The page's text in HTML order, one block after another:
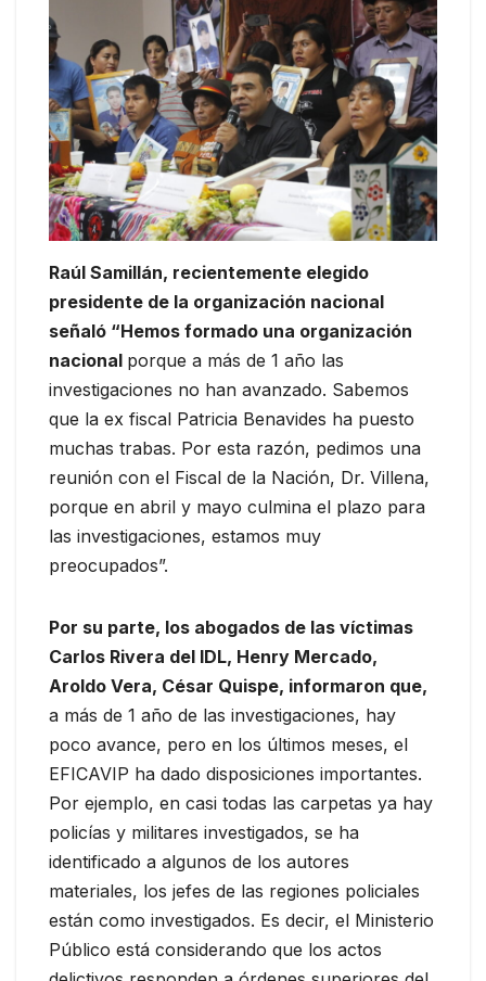
Raúl Samillán, recientemente elegido
presidente de la organización nacional
señaló “Hemos formado una organización
nacional porque a más de 1 año las
investigaciones no han avanzado. Sabemos
que la ex fiscal Patricia Benavides ha puesto
muchas trabas. Por esta razón, pedimos una
reunión con el Fiscal de la Nación, Dr. Villena,
porque en abril y mayo culmina el plazo para
las investigaciones, estamos muy
preocupados”.
Por su parte, los abogados de las víctimas
Carlos Rivera del IDL, Henry Mercado,
Aroldo Vera, César Quispe, informaron que,
a más de 1 año de las investigaciones, hay
poco avance, pero en los últimos meses, el
EFICAVIP ha dado disposiciones importantes.
Por ejemplo, en casi todas las carpetas ya hay
policías y militares investigados, se ha
identificado a algunos de los autores
materiales, los jefes de las regiones policiales
están como investigados. Es decir, el Ministerio
Público está considerando que los actos